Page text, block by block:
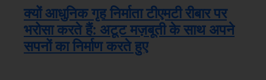
क्यों आधुनिक गृह निर्माता टीएमटी रीबार पर
भरोसा करते हैं: अटूट मज़बूती के साथ अपने
सपनों का निर्माण करते हुए